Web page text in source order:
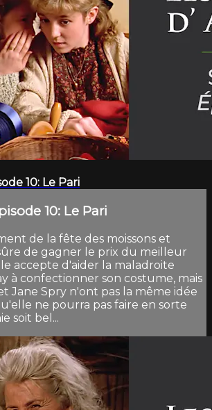
10: Le Pari
10: Le Pari
de la fête des moissons et
de gagner le prix du meilleur
accepte d'aider la maladroite
à confectionner son costume, mais
Jane Spry n'ont pas la même idée
ne pourra pas faire en sorte
soit bel...